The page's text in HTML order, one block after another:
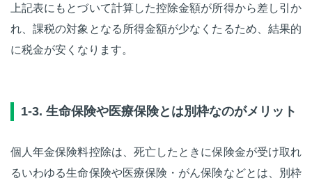
上記表にもとづいて計算した控除金額が所得から差し引か
れ、課税の対象となる所得金額が少なくたるため、結果的
に税金が安くなります。
1-3. 生命保険や医療保険とは別枠なのがメリット
個人年金保険料控除は、死亡したときに保険金が受け取れ
るいわゆる生命保険や医療保険・がん保険などとは、別枠